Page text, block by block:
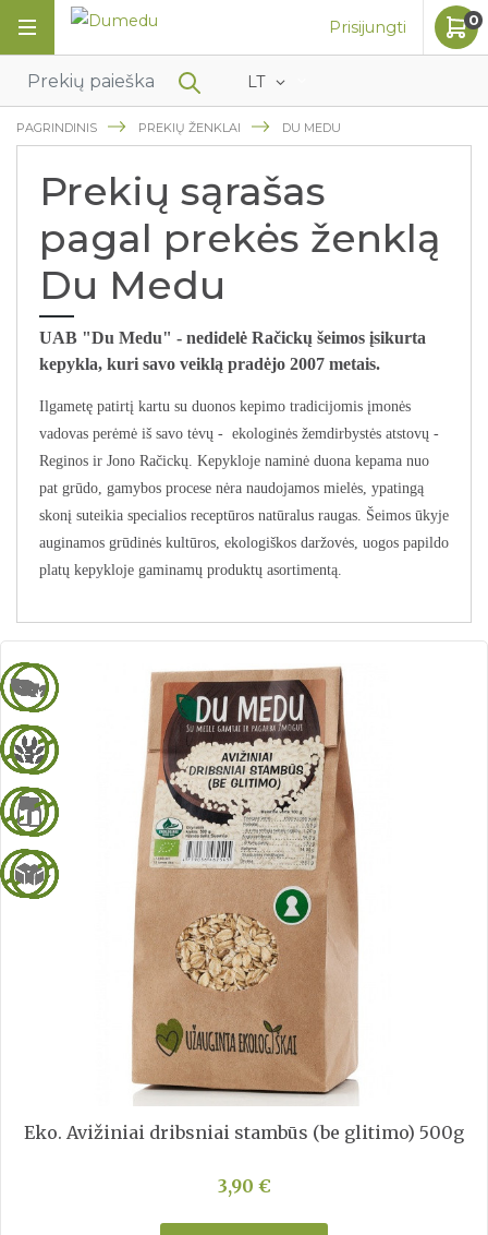
LT
Prisijungti 0
PAGRINDINIS PREKIŲ ŽENKLAI DU MEDU
Prekių sąrašas
pagal prekės ženklą
Du Medu
UAB "Du Medu" - nedidelė Račickų šeimos įsikurta
kepykla, kuri savo veiklą pradėjo 2007 metais.
Ilgametę patirtį kartu su duonos kepimo tradicijomis įmonės
vadovas perėmė iš savo tėvų - ekologinės žemdirbystės atstovų -
Reginos ir Jono Račickų. Kepykloje naminė duona kepama nuo
pat grūdo, gamybos procese nėra naudojamos mielės, ypatingą
skonį suteikia specialios receptūros natūralus raugas. Šeimos ūkyje
auginamos grūdinės kultūros, ekologiškos daržovės, uogos papildo
platų kepykloje gaminamų produktų asortimentą.
Eko. Avižiniai dribsniai stambūs (be glitimo) 500g
3,90 €